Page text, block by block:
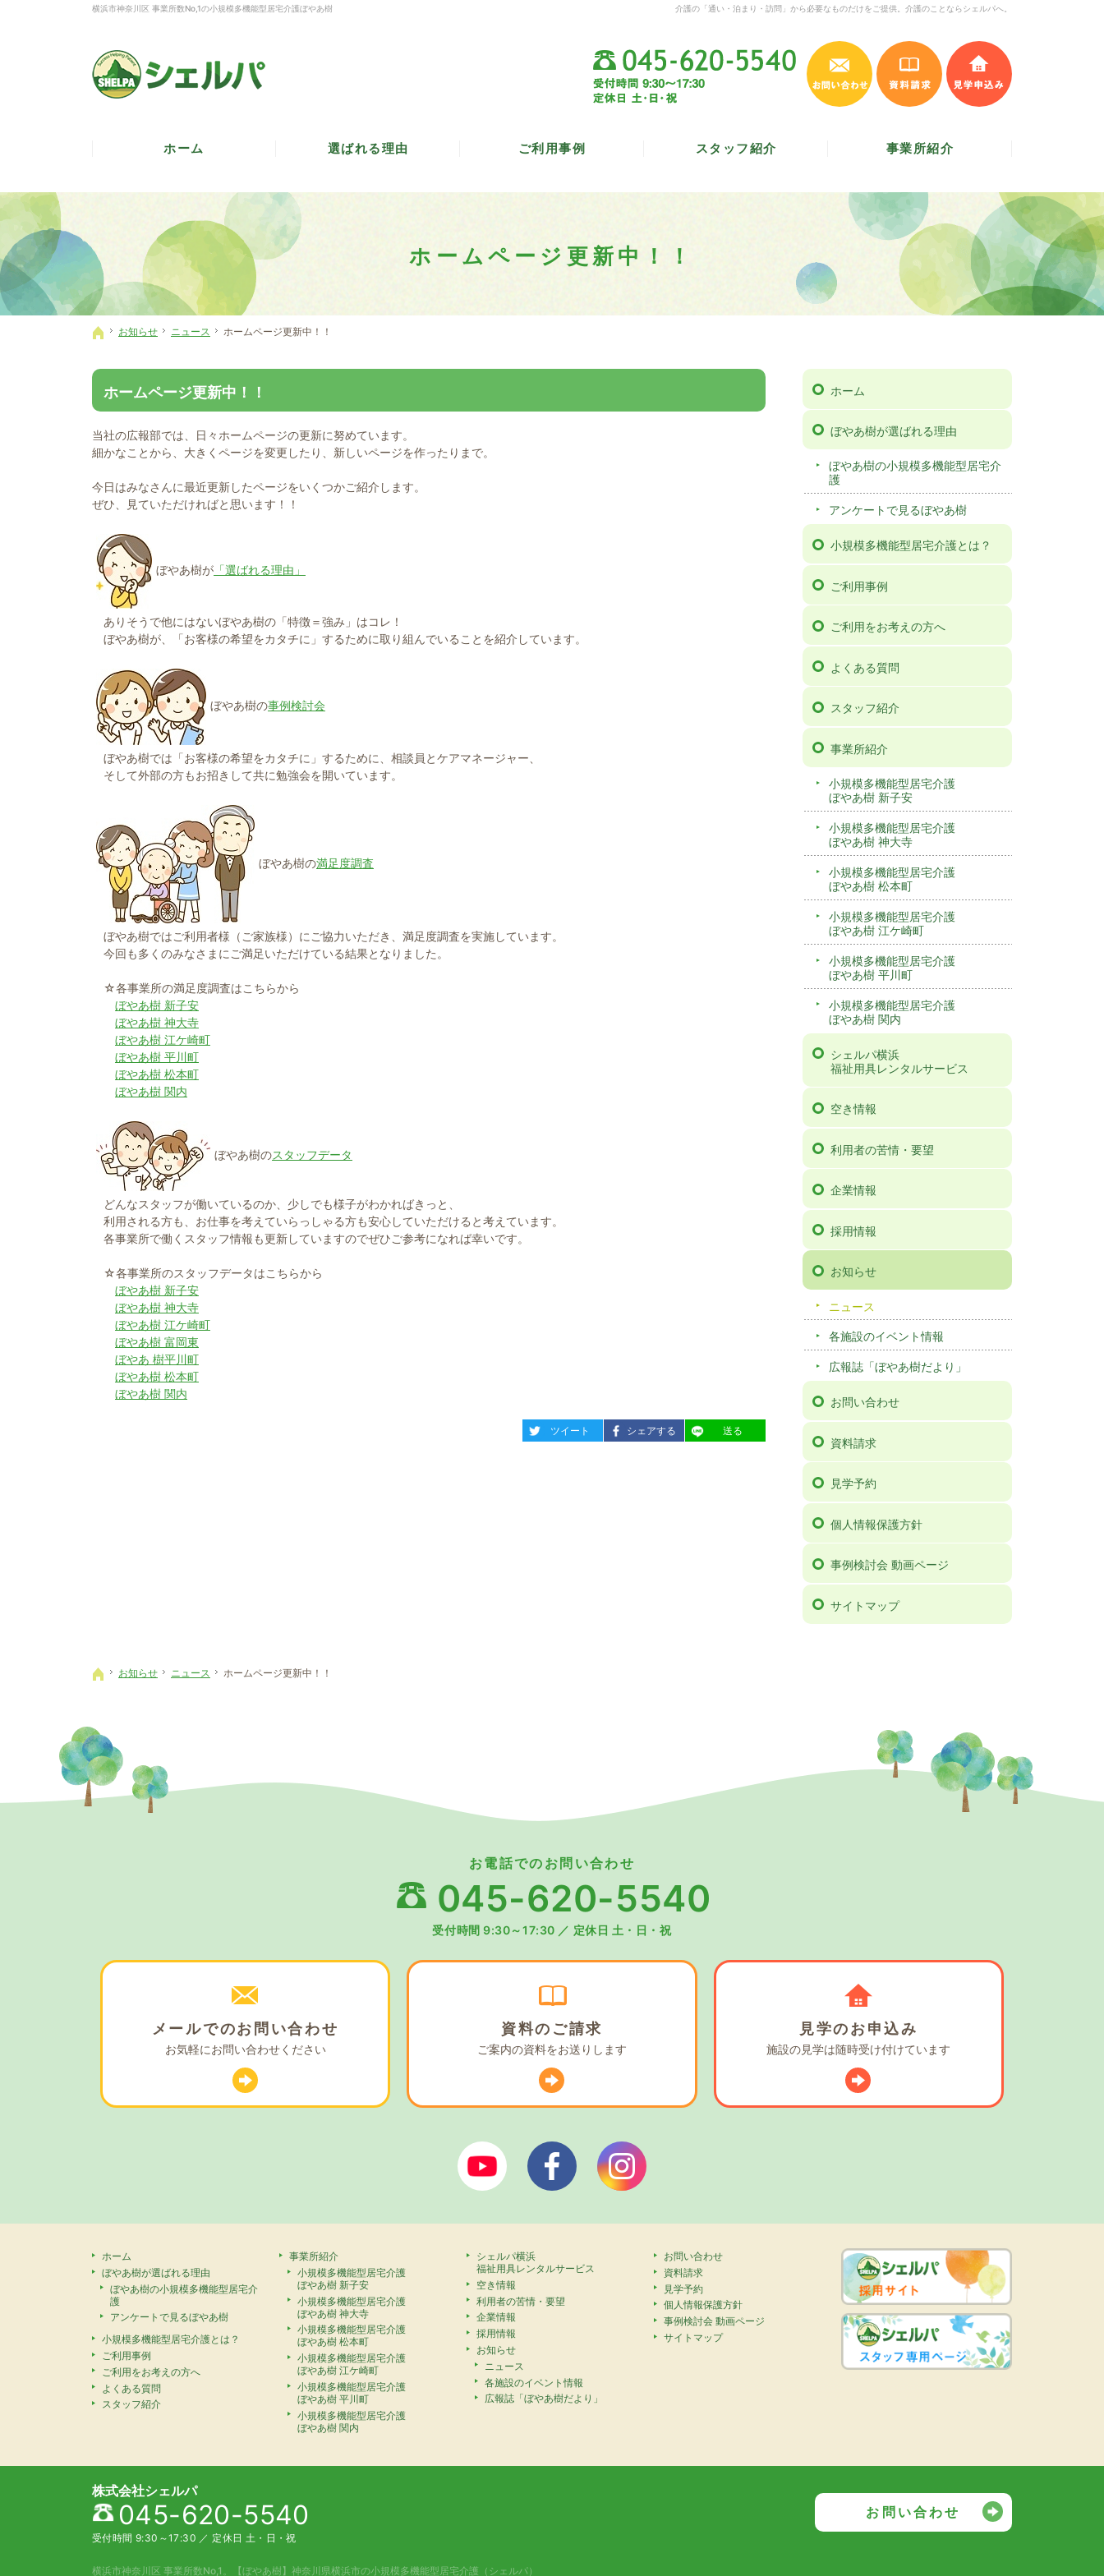
ホームページ更新中！！
介護の「通い・泊まり・訪問」から必要なものだけをご提供。介護のことならシェルパへ。
横浜市神奈川区 事業所数No,1の小規模多機能型居宅介護ぼやあ樹
ホーム
お知らせ ニュース ホームページ更新中！！
ホームページ更新中！！
当社の広報部では、日々ホームページの更新に努めています。
細かなことから、大きくページを変更したり、新しいページを作ったりまで。
今日はみなさんに最近更新したページをいくつかご紹介します。
ぜひ、見ていただければと思います！！
ぼやあ樹が 「選ばれる理由」
ありそうで他にはないぼやあ樹の「特徴＝強み」はコレ！
ぼやあ樹が、「お客様の希望をカタチに」するために取り組んでいることを紹介しています。
ぼやあ樹の事例検討会
ぼやあ樹では「お客様の希望をカタチに」するために、相談員とケアマネージャー、
そして外部の方もお招きして共に勉強会を開いています。
ぼやあ樹の満足度調査
ぼやあ樹ではご利用者様（ご家族様）にご協力いただき、満足度調査を実施しています。
今回も多くのみなさまにご満足いただけている結果となりました。
☆各事業所の満足度調査はこちらから
ぼやあ樹 新子安
ぼやあ樹 神大寺
ぼやあ樹 江ケ崎町
ぼやあ樹 平川町
ぼやあ樹 松本町
ぼやあ樹 関内
ぼやあ樹のスタッフデータ
どんなスタッフが働いているのか、少しでも様子がわかればきっと、
利用される方も、お仕事を考えていらっしゃる方も安心していただけると考えています。
各事業所で働くスタッフ情報も更新していますのでぜひご参考になれば幸いです。
☆各事業所のスタッフデータはこちらから
ぼやあ樹 新子安
ぼやあ樹 神大寺
ぼやあ樹 江ケ崎町
ぼやあ樹 富岡東
ぼやあ 樹平川町
ぼやあ樹 松本町
ぼやあ樹 関内
entry816ツイート entry816
シェアする entry816
送る
ホーム
ぼやあ樹が選ばれる理由
ぼやあ樹の小規模多機能型居宅介
護
アンケートで見るぼやあ樹
小規模多機能型居宅介護とは？
ご利用事例
ご利用をお考えの方へ
よくある質問
スタッフ紹介
事業所紹介
小規模多機能型居宅介護
ぼやあ樹 新子安
小規模多機能型居宅介護
ぼやあ樹 神大寺
小規模多機能型居宅介護
ぼやあ樹 松本町
小規模多機能型居宅介護
ぼやあ樹 江ケ崎町
小規模多機能型居宅介護
ぼやあ樹 平川町
小規模多機能型居宅介護
ぼやあ樹 関内
シェルパ横浜
福祉用具レンタルサービス
空き情報
利用者の苦情・要望
企業情報
採用情報
お知らせ
ニュース
各施設のイベント情報
広報誌「ぼやあ樹だより」
お問い合わせ
資料請求
見学予約
個人情報保護方針
事例検討会 動画ページ
サイトマップ
ホーム
お知らせ ニュース ホームページ更新中！！
045-620-5540
受付時間 9:30～17:30／ 定休日 土・日・祝
お問い合わせ 資料請求
ホーム 選ばれる理由 ご利用事例 スタッフ紹介 事業所紹介
お電話でのお問い合わせ
045-620-5540
受付時間 9:30～17:30 ／ 定休日 土・日・祝
メールでのお問い合わせ
お気軽にお問い合わせください
資料の ご請求
ご案内の資料をお送りします
見学のお申込み
施設の見学は随時受け付けています
ぼやあ樹Youtubeシェルパフェイスブック
ホーム
ぼやあ樹が選ばれる理由
ぼやあ樹の小規模多機能型居宅介
護
アンケートで見るぼやあ樹
小規模多機能型居宅介護とは？
ご利用事例
ご利用をお考えの方へ
よくある質問
スタッフ紹介
事業所紹介
小規模多機能型居宅介護
ぼやあ樹 新子安
小規模多機能型居宅介護
ぼやあ樹 神大寺
小規模多機能型居宅介護
ぼやあ樹 松本町
小規模多機能型居宅介護
ぼやあ樹 江ケ崎町
小規模多機能型居宅介護
ぼやあ樹 平川町
小規模多機能型居宅介護
ぼやあ樹 関内
シェルパ横浜
福祉用具レンタルサービス
空き情報
利用者の苦情・要望
企業情報
採用情報
お知らせ
ニュース
各施設のイベント情報
広報誌「ぼやあ樹だより」
お問い合わせ
資料請求
見学予約
個人情報保護方針
事例検討会 動画ページ
サイトマップ
株式会社シェルパ
045-620-5540
受付時間 9:30～17:30 ／ 定休日 土・日・祝
お問い合わせ
横浜市神奈川区 事業所数No,1。 【ぼやあ樹】神奈川県横浜市の小規模多機能型居宅介護（シェルパ）